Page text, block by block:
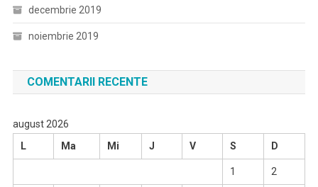
decembrie 2019
noiembrie 2019
COMENTARII RECENTE
august 2026
L
Ma Mi J V S D
1 2